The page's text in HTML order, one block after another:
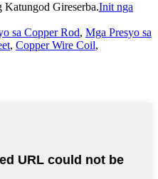
Gireserba.Init nga
sa Copper Rod, Mga Presyo sa
, Copper Wire Coil,